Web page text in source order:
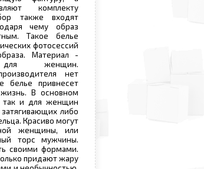
комплекту
также входят
чему образ
Такое белье
фотосессий
Материал -
для женщин.
нет
белье привнесет
В основном
так и для женщин
либо
Красиво могут
женщины, или
торс мужчины.
своими формами.
придают жару